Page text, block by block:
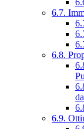
6.7.
6.8.
6.9.